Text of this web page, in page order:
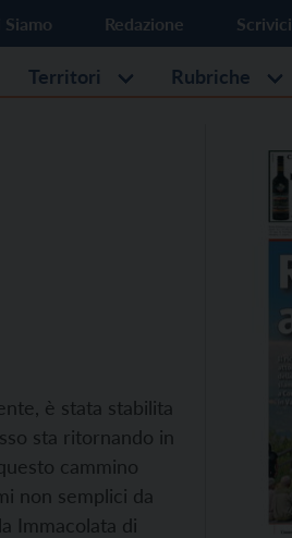
Siamo Redazione Scrivici
Territori Rubriche
è stata stabilita
sta ritornando in
cammino
non semplici da
Immacolata di